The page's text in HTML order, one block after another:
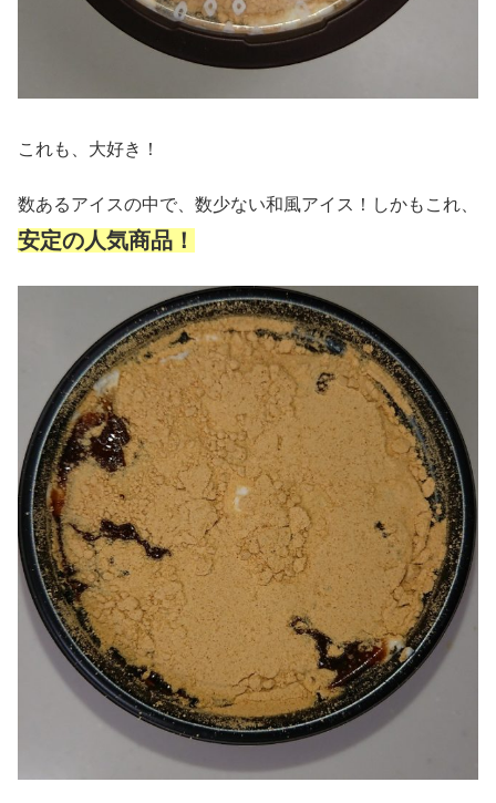
これも、大好き！
数あるアイスの中で、数少ない和風アイス！しかもこれ、
安定の人気商品！